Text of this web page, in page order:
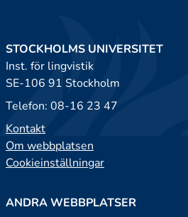
STOCKHOLMS UNIVERSITET
Inst. för lingvistik
SE-106 91 Stockholm
Telefon: 08-16 23 47
Kontakt
Om webbplatsen
Cookieinställningar
ANDRA WEBBPLATSER